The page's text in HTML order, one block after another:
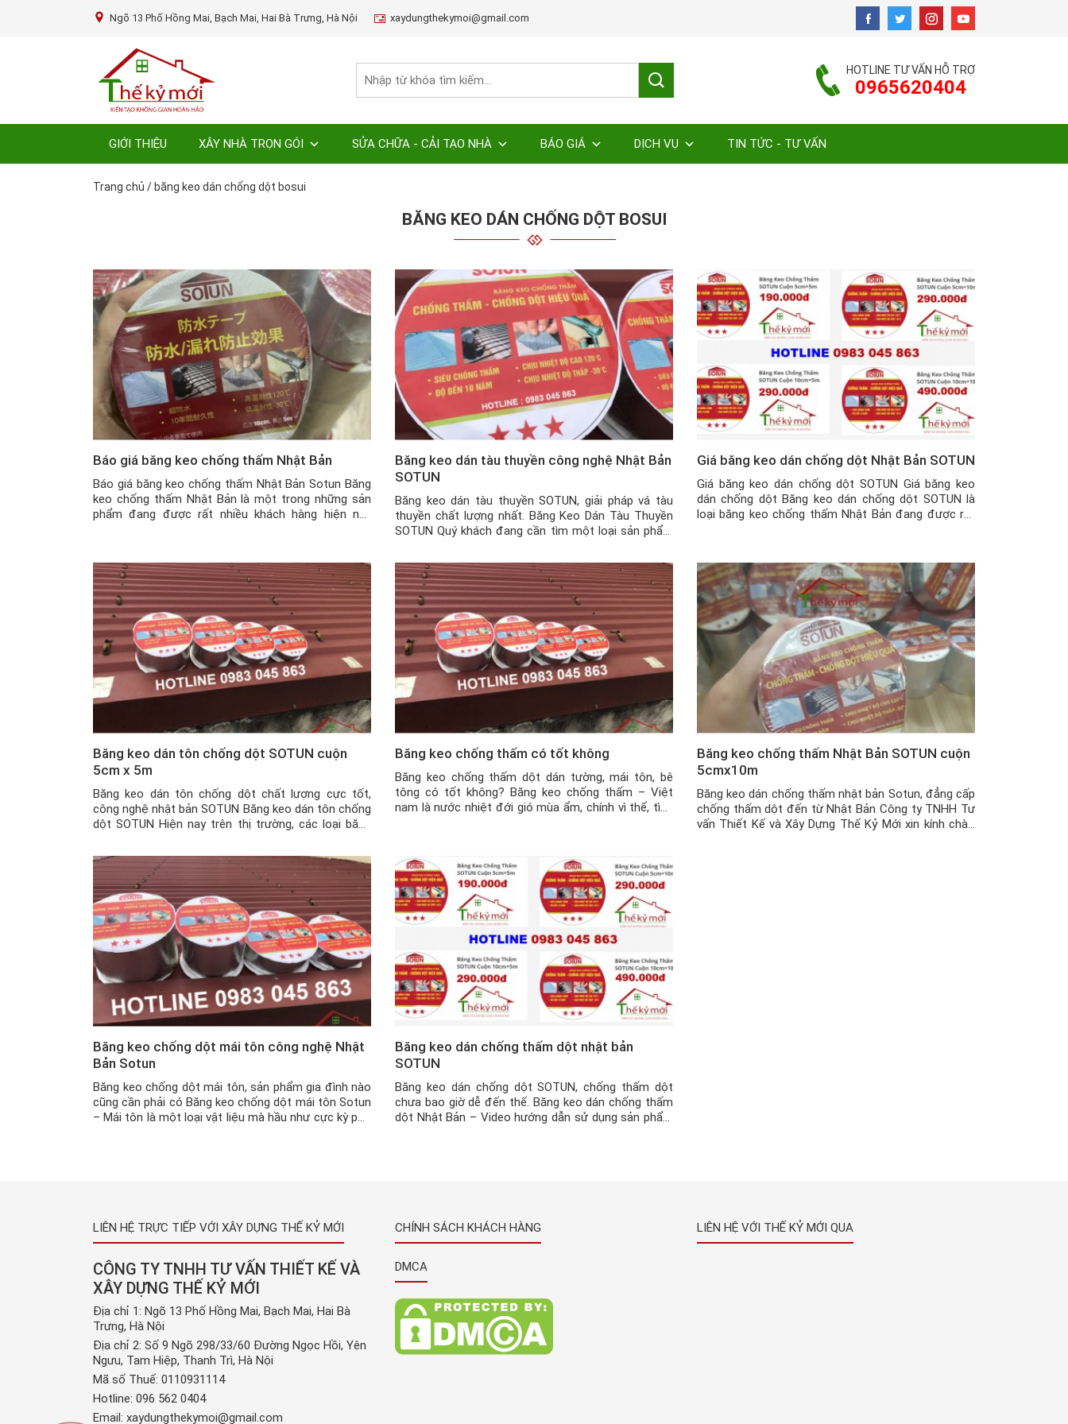
Ngõ 13 Phố Hồng Mai, Bạch Mai, Hai Bà Trưng, Hà Nội xaydungthekymoi@gmail.com
HOTLINE TƯ VẤN HỖ TRỢ
0965620404
GIỚI THIỆU XÂY NHÀ TRỌN GÓI SỬA CHỮA - CẢI TẠO NHÀ BÁO GIÁ DỊCH VỤ TIN TỨC - TƯ VẤN
Trang chủ / băng keo dán chống dột bosui
BĂNG KEO DÁN CHỐNG DỘT BOSUI
Báo giá băng keo chống thấm Nhật Bản
Báo giá băng keo chống thấm Nhật Bản Sotun Băng
keo chống thấm Nhật Bản là một trong những sản
phẩm đang được rất nhiều khách hàng hiện nay
chống thấm bề mặt […]
Băng keo dán tàu thuyền công nghệ Nhật Bản
SOTUN
Băng keo dán tàu thuyền SOTUN, giải pháp vá tàu
thuyền chất lượng nhất. Băng Keo Dán Tàu Thuyền
SOTUN Quý khách đang cần tìm một loại sản phẩm
ngấm nước một cách nhanh chóng trên các loại
thuyền, thuyền thúng, cano, xuồng […]
Giá băng keo dán chống dột Nhật Bản SOTUN
Giá băng keo dán chống dột SOTUN Giá băng keo
dán chống dột Băng keo dán chống dột SOTUN là
loại băng keo chống thấm Nhật Bản đang được rất
bất kỳ loại băng […]
Băng keo dán tôn chống dột SOTUN cuộn
5cm x 5m
Băng keo dán tôn chống dột chất lượng cực tốt,
công nghệ nhật bản SOTUN Băng keo dán tôn chống
dột SOTUN Hiện nay trên thị trường, các loại băng
lan trên thị trường, tuy nhiên, để lựa chọn được sản
phẩm chất lượng, uy […]
Băng keo chống thấm có tốt không
Băng keo chống thấm dột dán tường, mái tôn, bê
tông có tốt không? Băng keo chống thấm – Việt
nam là nước nhiệt đới gió mùa ẩm, chính vì thế, tình
Băng keo chống thấm Nhật Bản SOTUN cuộn
5cmx10m
Băng keo dán chống thấm nhật bản Sotun, đẳng cấp
chống thấm dột đến từ Nhật Bản Công ty TNHH Tư
vấn Thiết Kế và Xây Dựng Thế Kỷ Mới xin kính chào
Băng keo chống dột mái tôn công nghệ Nhật
Bản Sotun
Băng keo chống dột mái tôn, sản phẩm gia đình nào
cũng cần phải có Băng keo chống dột mái tôn Sotun
– Mái tôn là một loại vật liệu mà hầu như cực kỳ phổ
Băng keo dán chống thấm dột nhật bản
SOTUN
Băng keo dán chống dột SOTUN, chống thấm dột
chưa bao giờ dễ đến thế. Băng keo dán chống thấm
dột Nhật Bản – Video hướng dẫn sử dụng sản phẩm
LIÊN HỆ TRỰC TIẾP VỚI XÂY DỰNG THẾ KỶ MỚI
CÔNG TY TNHH TƯ VẤN THIẾT KẾ VÀ
XÂY DỰNG THẾ KỶ MỚI
Địa chỉ 1: Ngõ 13 Phố Hồng Mai, Bạch Mai, Hai Bà
Trưng, Hà Nội
Địa chỉ 2: Số 9 Ngõ 298/33/60 Đường Ngọc Hồi, Yên
Ngưu, Tam Hiệp, Thanh Trì, Hà Nội
Mã số Thuế: 0110931114
Hotline: 096 562 0404
Email: xaydungthekymoi@gmail.com
CHÍNH SÁCH KHÁCH HÀNG
DMCA
LIÊN HỆ VỚI THẾ KỶ MỚI QUA